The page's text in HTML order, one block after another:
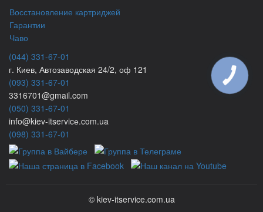
Восстановление картриджей
Гарантии
Чаво
(044) 331-67-01
г. Киев, Автозаводская 24/2, оф 121
(093) 331-67-01
3316701@gmail.com
(050) 331-67-01
info@kiev-itservicе.com.ua
(098) 331-67-01
© kiev-itservice.com.ua
КНОПКА
ЗВ'ЯЗКУ